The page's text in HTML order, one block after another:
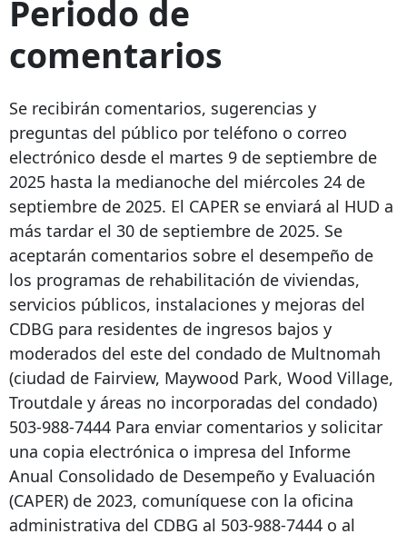
Periodo de
comentarios
Se recibirán comentarios, sugerencias y
preguntas del público por teléfono o correo
electrónico desde el martes 9 de septiembre de
2025 hasta la medianoche del miércoles 24 de
septiembre de 2025. El CAPER se enviará al HUD a
más tardar el 30 de septiembre de 2025. Se
aceptarán comentarios sobre el desempeño de
los programas de rehabilitación de viviendas,
servicios públicos, instalaciones y mejoras del
CDBG para residentes de ingresos bajos y
moderados del este del condado de Multnomah
(ciudad de Fairview, Maywood Park, Wood Village,
Troutdale y áreas no incorporadas del condado)
503-988-7444 Para enviar comentarios y solicitar
una copia electrónica o impresa del Informe
Anual Consolidado de Desempeño y Evaluación
(CAPER) de 2023, comuníquese con la oficina
administrativa del CDBG al 503-988-7444 o al